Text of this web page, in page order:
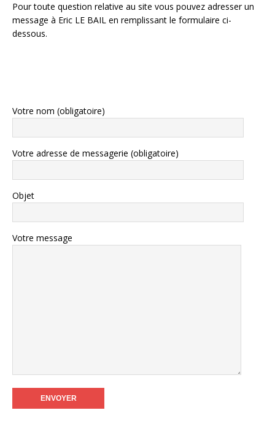
Pour toute question relative au site vous pouvez adresser un
message à Eric LE BAIL en remplissant le formulaire ci-
dessous.
Votre nom (obligatoire)
Votre adresse de messagerie (obligatoire)
Objet
Votre message